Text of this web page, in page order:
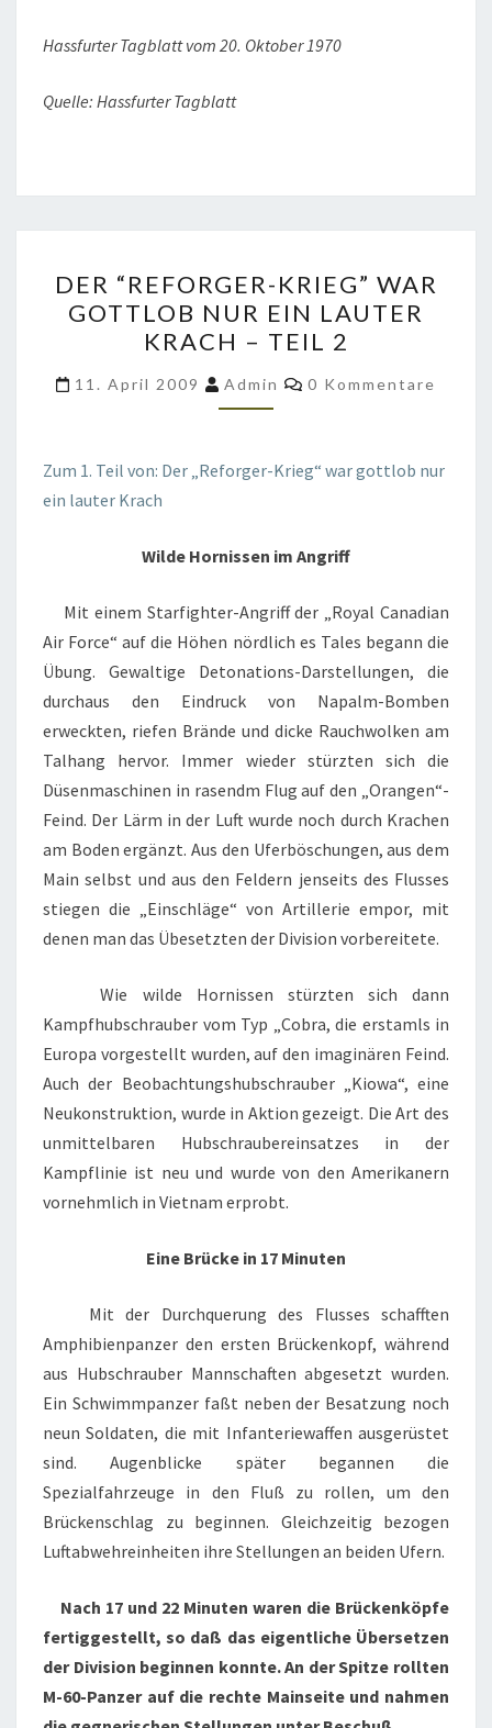
Hassfurter Tagblatt vom 20. Oktober 1970
Quelle: Hassfurter Tagblatt
“REFORGER-
KRIEG”
WAR
GOTTLOB
NUR
LAUTER
TEIL
DER “REFORGER-KRIEG” WAR
GOTTLOB NUR EIN LAUTER
KRACH – TEIL 2
11. April 2009 Admin Kommentare
0 Kommentare
Zum 1. Teil von: Der „Reforger-Krieg“ war gottlob nur
ein lauter Krach
Wilde Hornissen im Angriff
Mit einem Starfighter-Angriff der „Royal Canadian
Air Force“ auf die Höhen nördlich es Tales begann die
Übung. Gewaltige Detonations-Darstellungen, die
durchaus den Eindruck von Napalm-Bomben
erweckten, riefen Brände und dicke Rauchwolken am
Talhang hervor. Immer wieder stürzten sich die
Düsenmaschinen in rasendm Flug auf den „Orangen“-
Feind. Der Lärm in der Luft wurde noch durch Krachen
am Boden ergänzt. Aus den Uferböschungen, aus dem
Main selbst und aus den Feldern jenseits des Flusses
stiegen die „Einschläge“ von Artillerie empor, mit
denen man das Übesetzten der Division vorbereitete.
Wie wilde Hornissen stürzten sich dann
Kampfhubschrauber vom Typ „Cobra, die erstamls in
Europa vorgestellt wurden, auf den imaginären Feind.
Auch der Beobachtungshubschrauber „Kiowa“, eine
Neukonstruktion, wurde in Aktion gezeigt. Die Art des
unmittelbaren Hubschraubereinsatzes in der
Kampflinie ist neu und wurde von den Amerikanern
vornehmlich in Vietnam erprobt.
Eine Brücke in 17 Minuten
Mit der Durchquerung des Flusses schafften
Amphibienpanzer den ersten Brückenkopf, während
aus Hubschrauber Mannschaften abgesetzt wurden.
Ein Schwimmpanzer faßt neben der Besatzung noch
neun Soldaten, die mit Infanteriewaffen ausgerüstet
sind. Augenblicke später begannen die
Spezialfahrzeuge in den Fluß zu rollen, um den
Brückenschlag zu beginnen. Gleichzeitig bezogen
Luftabwehreinheiten ihre Stellungen an beiden Ufern.
Nach 17 und 22 Minuten waren die Brückenköpfe
fertiggestellt, so daß das eigentliche Übersetzen
der Division beginnen konnte. An der Spitze rollten
M-60-Panzer auf die rechte Mainseite und nahmen